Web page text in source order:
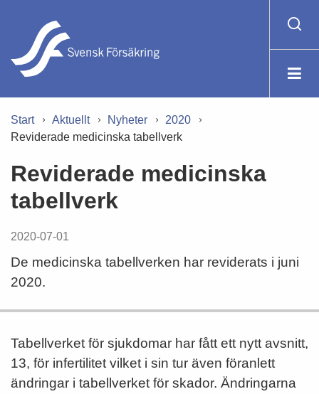
Start Aktuellt Nyheter
2020
Reviderade medicinska tabellverk
Reviderade medicinska
tabellverk
2020-07-01
De medicinska tabellverken har reviderats i juni
2020.
Tabellverket för sjukdomar har fått ett nytt avsnitt,
13, för infertilitet vilket i sin tur även föranlett
ändringar i tabellverket för skador. Ändringarna